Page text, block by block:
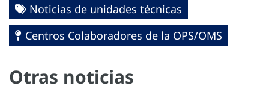
Noticias de unidades técnicas
Centros Colaboradores de la OPS/OMS
Otras noticias